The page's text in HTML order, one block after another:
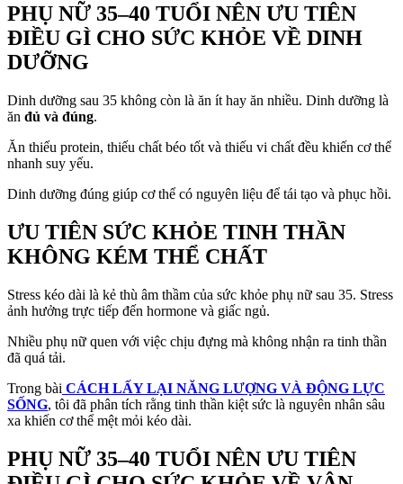
PHỤ NỮ 35–40 TUỔI NÊN ƯU TIÊN
ĐIỀU GÌ CHO SỨC KHỎE VỀ DINH
DƯỠNG
Dinh dưỡng sau 35 không còn là ăn ít hay ăn nhiều. Dinh dưỡng là
ăn đủ và đúng.
Ăn thiếu protein, thiếu chất béo tốt và thiếu vi chất đều khiến cơ thể
nhanh suy yếu.
Dinh dưỡng đúng giúp cơ thể có nguyên liệu để tái tạo và phục hồi.
ƯU TIÊN SỨC KHỎE TINH THẦN
KHÔNG KÉM THỂ CHẤT
Stress kéo dài là kẻ thù âm thầm của sức khỏe phụ nữ sau 35. Stress
ảnh hưởng trực tiếp đến hormone và giấc ngủ.
Nhiều phụ nữ quen với việc chịu đựng mà không nhận ra tinh thần
đã quá tải.
Trong bài CÁCH LẤY LẠI NĂNG LƯỢNG VÀ ĐỘNG LỰC
SỐNG, tôi đã phân tích rằng tinh thần kiệt sức là nguyên nhân sâu
xa khiến cơ thể mệt mỏi kéo dài.
PHỤ NỮ 35–40 TUỔI NÊN ƯU TIÊN